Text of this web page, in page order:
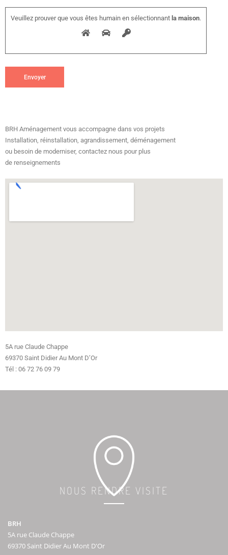
Veuillez prouver que vous êtes humain en sélectionnant la maison.
BRH Aménagement vous accompagne dans vos projets
Installation, réinstallation, agrandissement, déménagement
ou besoin de moderniser, contactez nous pour plus
de renseignements
5A rue Claude Chappe
69370 Saint Didier Au Mont D’Or
Tél : 06 72 76 09 79
NOUS RENDRE VISITE
BRH
5A rue Claude Chappe
69370 Saint Didier Au Mont D'Or